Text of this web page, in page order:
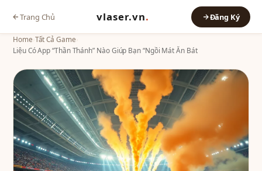
Trang Chủ vlaser.vn. Đăng Ký
Home›Tất Cả Game›
Liệu Có App “Thần Thánh” Nào Giúp Bạn “Ngồi Mát Ăn Bát